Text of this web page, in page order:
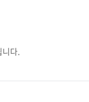
니다.